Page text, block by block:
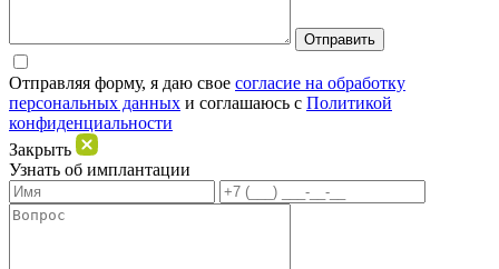
Отправляя форму, я даю свое согласие на обработку
персональных данных и соглашаюсь c Политикой
конфиденциальности
Закрыть
Узнать об имплантации